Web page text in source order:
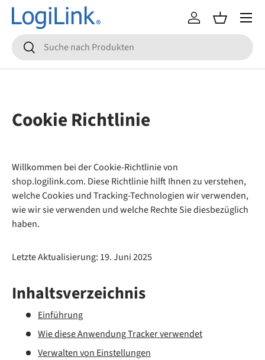
Direkt zum Inhalt
Suchen
Suchen
Einloggen
Menü
Cookie Richtlinie
Willkommen bei der Cookie-Richtlinie von
shop.logilink.com. Diese Richtlinie hilft Ihnen zu verstehen,
welche Cookies und Tracking-Technologien wir verwenden,
wie wir sie verwenden und welche Rechte Sie diesbezüglich
haben.
Letzte Aktualisierung: 19. Juni 2025
Inhaltsverzeichnis
Einführung
Wie diese Anwendung Tracker verwendet
Verwalten von Einstellungen